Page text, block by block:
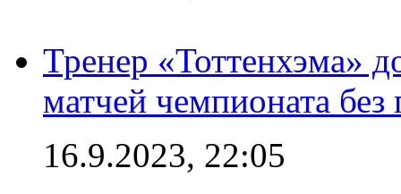
Тренер «Тоттенхэма»
матчей чемпионата
16.9.2023, 22:05